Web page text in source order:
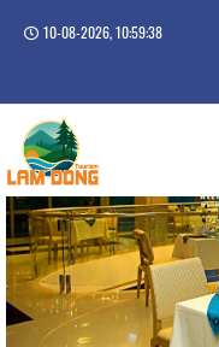
10-08-2026, 10:59:39